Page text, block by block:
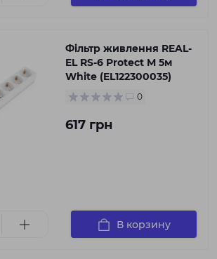
Фільтр живлення REAL-
EL RS-6 Protect M 5м
White (EL122300035)
0
617 грн
В корзину